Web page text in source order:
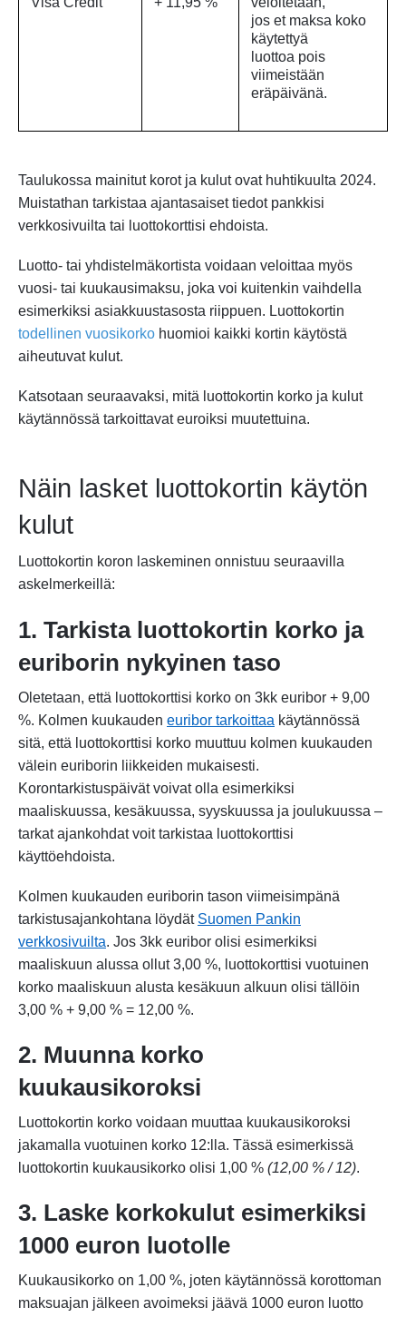
jos et maksa koko
käytettyä
luottoa pois
viimeistään
eräpäivänä.
Taulukossa mainitut korot ja kulut ovat huhtikuulta 2024.
Muistathan tarkistaa ajantasaiset tiedot pankkisi
verkkosivuilta tai luottokorttisi ehdoista.
Luotto- tai yhdistelmäkortista voidaan veloittaa myös
vuosi- tai kuukausimaksu, joka voi kuitenkin vaihdella
esimerkiksi asiakkuustasosta riippuen. Luottokortin
todellinen vuosikorko huomioi kaikki kortin käytöstä
aiheutuvat kulut.
Katsotaan seuraavaksi, mitä luottokortin korko ja kulut
käytännössä tarkoittavat euroiksi muutettuina.
Näin lasket luottokortin käytön
kulut
Luottokortin koron laskeminen onnistuu seuraavilla
askelmerkeillä:
1. Tarkista luottokortin korko ja
euriborin nykyinen taso
Oletetaan, että luottokorttisi korko on 3kk euribor + 9,00
%. Kolmen kuukauden euribor tarkoittaa käytännössä
sitä, että luottokorttisi korko muuttuu kolmen kuukauden
välein euriborin liikkeiden mukaisesti.
Korontarkistuspäivät voivat olla esimerkiksi
maaliskuussa, kesäkuussa, syyskuussa ja joulukuussa –
tarkat ajankohdat voit tarkistaa luottokorttisi
käyttöehdoista.
Kolmen kuukauden euriborin tason viimeisimpänä
tarkistusajankohtana löydät Suomen Pankin
verkkosivuilta. Jos 3kk euribor olisi esimerkiksi
maaliskuun alussa ollut 3,00 %, luottokorttisi vuotuinen
korko maaliskuun alusta kesäkuun alkuun olisi tällöin
3,00 % + 9,00 % = 12,00 %.
2. Muunna korko
kuukausikoroksi
Luottokortin korko voidaan muuttaa kuukausikoroksi
jakamalla vuotuinen korko 12:lla. Tässä esimerkissä
luottokortin kuukausikorko olisi 1,00 % (12,00 % / 12).
3. Laske korkokulut esimerkiksi
1000 euron luotolle
Kuukausikorko on 1,00 %, joten käytännössä korottoman
maksuajan jälkeen avoimeksi jäävä 1000 euron luotto